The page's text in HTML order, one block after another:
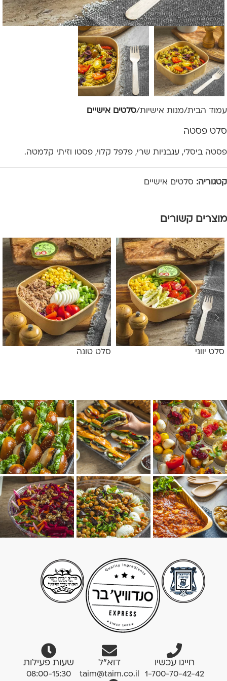
עמוד הבית מנות אישיות סלטים אישיים
סלט פסטה
פסטה ביסלי, עגבניות שרי, פלפל קלוי, פסטו וזיתי קלמטה.
קטגוריה: סלטים אישיים
מוצרים קשורים
סלט יווני סלט טונה
חייגו עכשיו
1-700-70-42-42
דוא”ל
taim@taim.co.il
שעות פעילות
08:00-15:30